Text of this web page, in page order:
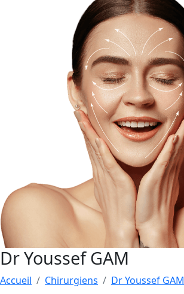
Dr Youssef GAM
Accueil Chirurgiens Dr Youssef GAM